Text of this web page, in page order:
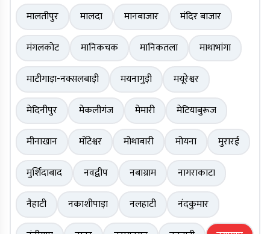
मालतीपुर
मालदा मानबाजार
मंदिर बाजार
मंगलकोट
मानिकचक मानिकतला
माथाभांगा
माटीगाड़ा-नक्सलबाड़ी
मयनागुड़ी
मयूरेश्वर
मेदिनीपुर
मेकलीगंज मेमारी
मेटियाबुरूज
मीनाखान
मोंटेश्वर मोथाबारी मोयना
मुरारई
मुर्शिदाबाद
नवद्वीप नबाग्राम
नागराकाटा
नैहाटी
नकाशीपाड़ा नलहाटी
नंदकुमार